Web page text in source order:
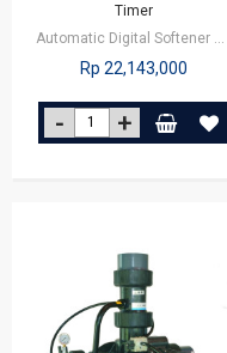
Timer
Automatic Digital Softener Timer Control valve ini sangat cocok diaplikasikan…
Rp 22,143,000